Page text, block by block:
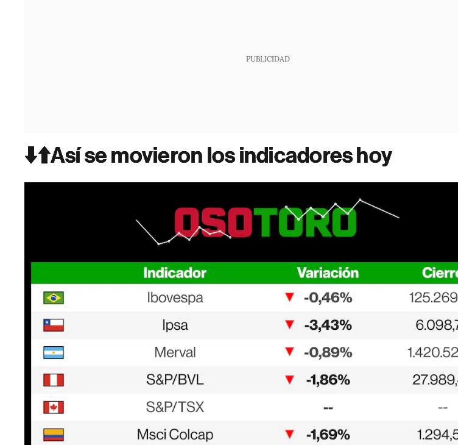
PUBLICIDAD
⬇️⬆️Así se movieron los indicadores hoy